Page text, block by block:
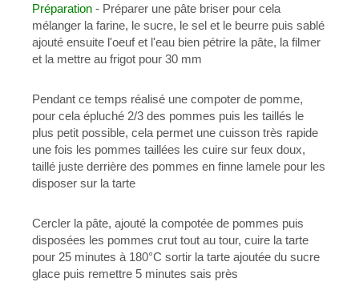
Préparation - Préparer une pâte briser pour cela
mélanger la farine, le sucre, le sel et le beurre puis sablé
ajouté ensuite l'oeuf et l'eau bien pétrire la pâte, la filmer
et la mettre au frigot pour 30 mm
Pendant ce temps réalisé une compoter de pomme,
pour cela épluché 2/3 des pommes puis les taillés le
plus petit possible, cela permet une cuisson très rapide
une fois les pommes taillées les cuire sur feux doux,
taillé juste derrière des pommes en finne lamele pour les
disposer sur la tarte
Cercler la pâte, ajouté la compotée de pommes puis
disposées les pommes crut tout au tour, cuire la tarte
pour 25 minutes à 180°C sortir la tarte ajoutée du sucre
glace puis remettre 5 minutes sais près